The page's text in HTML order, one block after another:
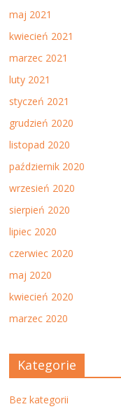
maj 2021
kwiecień 2021
marzec 2021
luty 2021
styczeń 2021
grudzień 2020
listopad 2020
październik 2020
wrzesień 2020
sierpień 2020
lipiec 2020
czerwiec 2020
maj 2020
kwiecień 2020
marzec 2020
Kategorie
Bez kategorii